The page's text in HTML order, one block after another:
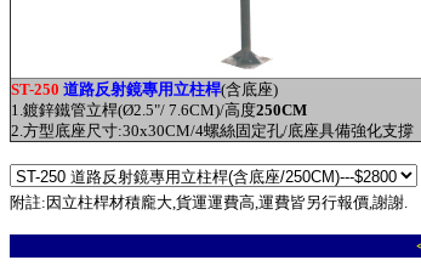
ST-250 道路反射鏡專用立柱桿(含底座)
1.鍍鋅鐵管立桿(Ø2.5"/ 7.6CM)/高度250CM
2.方型底座尺寸:30x30CM/4螺絲固定孔/底座具備強化支撐
附註:因立柱桿材積龐大,貨運運費高,運費皆另行報價,謝謝.